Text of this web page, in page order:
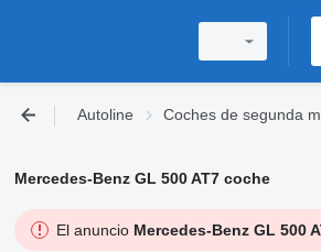
Autoline Coches de segunda
Mercedes-Benz GL 500 AT7 coche
El anuncio Mercedes-Benz GL 500